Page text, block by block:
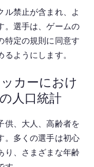
ル禁止が含まれ、よ
。選手は、ゲームの
特定の規則に同意す
ようにします。
カーにおけ
人口統計
供、大人、高齢者を
。多くの選手は初心
り、さまざまな年齢